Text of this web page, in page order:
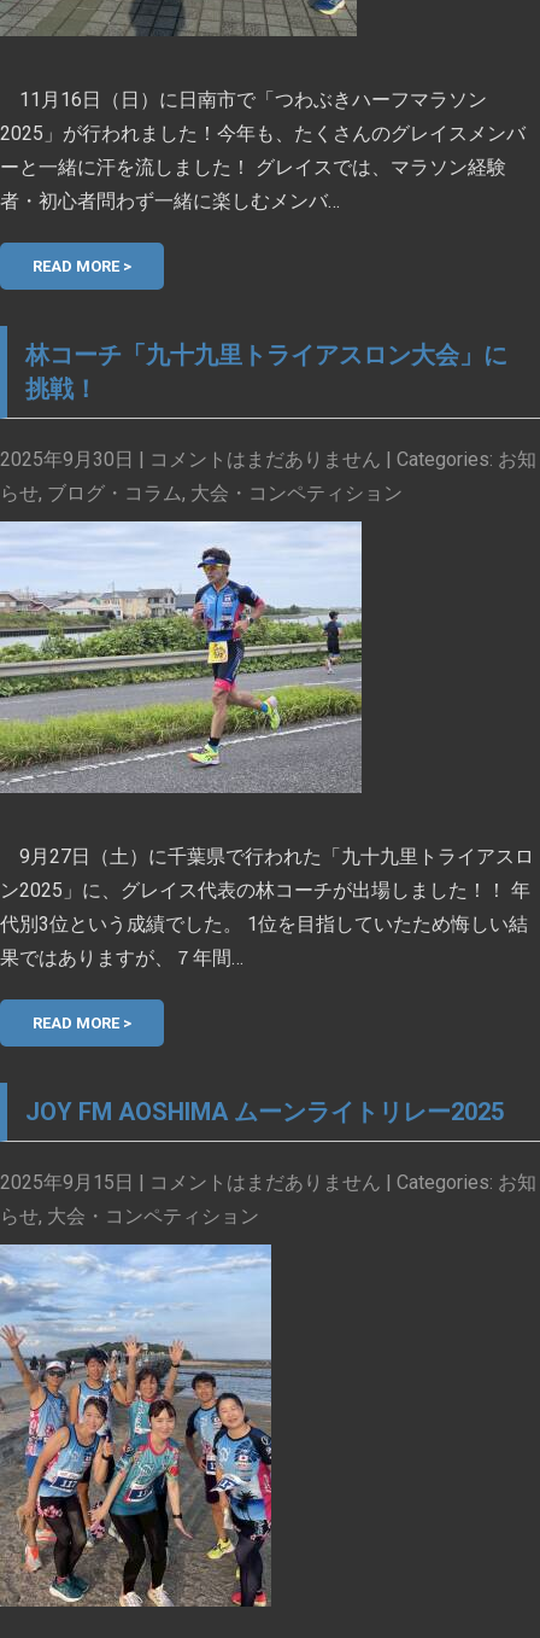
11月16日（日）に日南市で「つわぶきハーフマラソン
2025」が行われました！今年も、たくさんのグレイスメンバ
ーと一緒に汗を流しました！ グレイスでは、マラソン経験
者・初心者問わず一緒に楽しむメンバ…
READ MORE >
林コーチ「九十九里トライアスロン大会」に
挑戦！
2025年9月30日 | コメントはまだありません | Categories: お知
らせ, ブログ・コラム, 大会・コンペティション
9月27日（土）に千葉県で行われた「九十九里トライアスロ
ン2025」に、グレイス代表の林コーチが出場しました！！ 年
代別3位という成績でした。 1位を目指していたため悔しい結
果ではありますが、７年間…
READ MORE >
JOY FM AOSHIMA ムーンライトリレー2025
2025年9月15日 | コメントはまだありません | Categories: お知
らせ, 大会・コンペティション